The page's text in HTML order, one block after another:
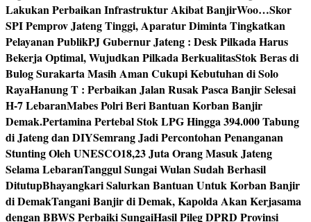
Lakukan Perbaikan Infrastruktur Akibat BanjirWoo…Skor
SPI Pemprov Jateng Tinggi, Aparatur Diminta Tingkatkan
Pelayanan PublikPJ Gubernur Jateng : Desk Pilkada Harus
Bekerja Optimal, Wujudkan Pilkada BerkualitasStok Beras di
Bulog Surakarta Masih Aman Cukupi Kebutuhan di Solo
RayaHanung T : Perbaikan Jalan Rusak Pasca Banjir Selesai
H-7 LebaranMabes Polri Beri Bantuan Korban Banjir
Demak.Pertamina Pertebal Stok LPG Hingga 394.000 Tabung
di Jateng dan DIYSemrang Jadi Percontohan Penanganan
Stunting Oleh UNESCO18,23 Juta Orang Masuk Jateng
Selama LebaranTanggul Sungai Wulan Sudah Berhasil
DitutupBhayangkari Salurkan Bantuan Untuk Korban Banjir
di DemakTangani Banjir di Demak, Kapolda Akan Kerjasama
dengan BBWS Perbaiki SungaiHasil Pileg DPRD Provinsi